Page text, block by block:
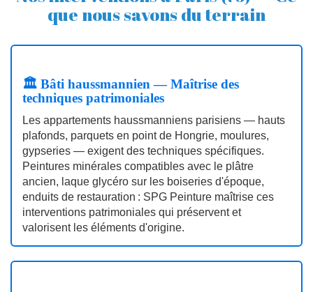
que nous savons du terrain
🏛️ Bâti haussmannien — Maîtrise des
techniques patrimoniales
Les appartements haussmanniens parisiens — hauts
plafonds, parquets en point de Hongrie, moulures,
gypseries — exigent des techniques spécifiques.
Peintures minérales compatibles avec le plâtre
ancien, laque glycéro sur les boiseries d'époque,
enduits de restauration : SPG Peinture maîtrise ces
interventions patrimoniales qui préservent et
valorisent les éléments d'origine.